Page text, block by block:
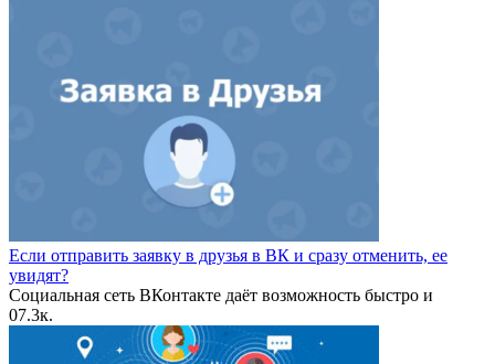
Если отправить заявку в друзья в ВК и сразу отменить, ее
увидят?
Социальная сеть ВКонтакте даёт возможность быстро и
07.3к.